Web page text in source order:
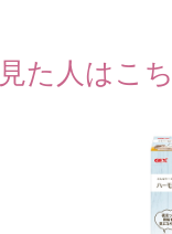
た人はこ